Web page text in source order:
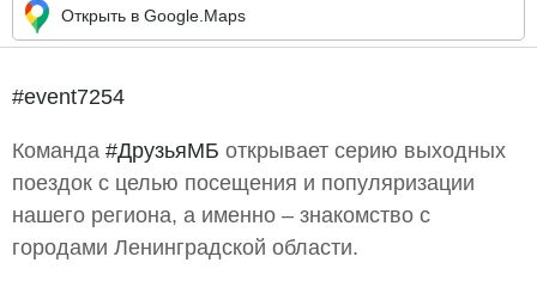
Открыть в Google.Maps
#event7254
Команда #ДрузьяМБ открывает серию выходных
поездок с целью посещения и популяризации
нашего региона, а именно – знакомство с
городами Ленинградской области.